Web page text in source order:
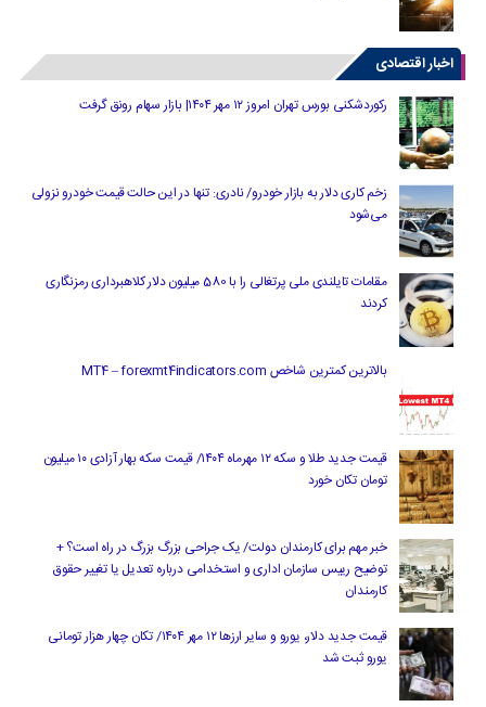
اخبار اقتصادی
رکوردشکنی بورس تهران امروز ۱۲ مهر ۱۴۰۴| بازار سهام رونق گرفت
زخم کاری دلار به بازار خودرو/ نادری: تنها در این حالت قیمت خودرو نزولی
می‌شود
مقامات تایلندی ملی پرتغالی را با 580 میلیون دلار کلاهبرداری رمزنگاری
کردند
بالاترین کمترین شاخص MT4 – forexmt4indicators.com
قیمت جدید طلا و سکه ۱۲ مهرماه ۱۴۰۴/ قیمت سکه بهار آزادی ۱۰ میلیون
تومان تکان خورد
خبر مهم برای کارمندان دولت/ یک جراحی بزرگ بزرگ در راه است؟ +
توضیح رییس سازمان اداری و استخدامی درباره تعدیل یا تغییر حقوق
کارمندان
قیمت جدید دلار، یورو و سایر ارزها ۱۲ مهر ۱۴۰۴/ تکان چهار هزار تومانی
یورو ثبت شد